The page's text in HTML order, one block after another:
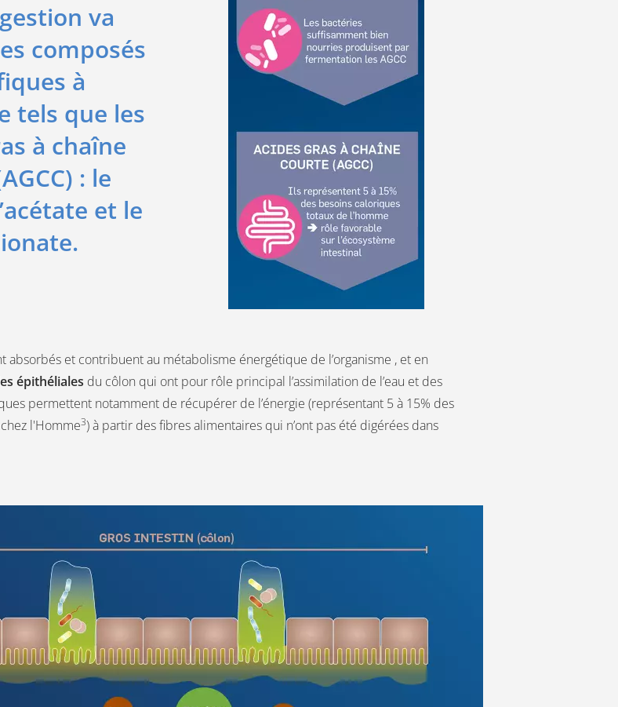
va
composés
à
tels que les
à chaîne
: le
et le
absorbés et contribuent au métabolisme énergétique de l’organisme , et en
épithéliales du côlon qui ont pour rôle principal l’assimilation de l’eau et des
permettent notamment de récupérer de l’énergie (représentant 5 à 15% des
l'Homme3) à partir des fibres alimentaires qui n’ont pas été digérées dans